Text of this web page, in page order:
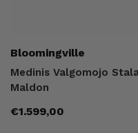
Pardavėjas:
Bloomingville
Medinis Valgomojo
Maldon
Įprasta
€1.599,00